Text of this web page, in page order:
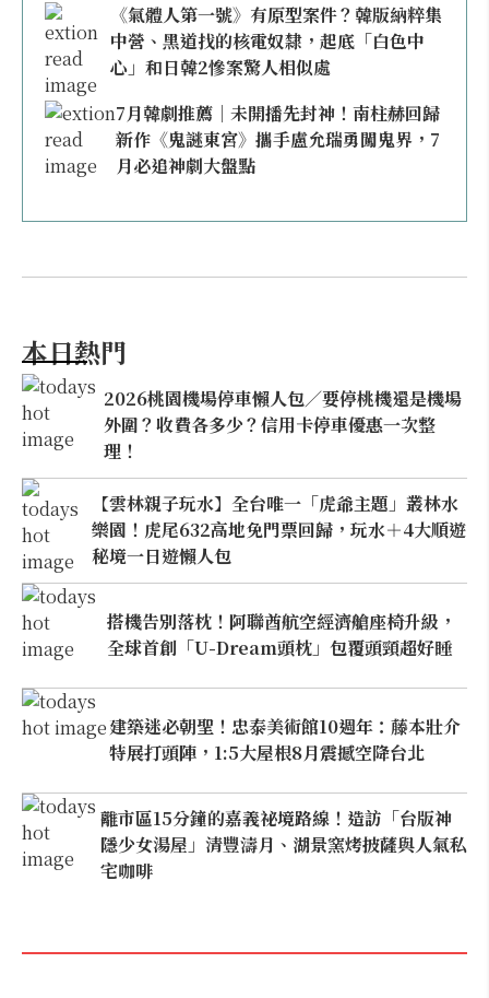
《氣體人第一號》有原型案件？韓版納粹集
中營、黑道找的核電奴隸，起底「白色中
心」和日韓2慘案驚人相似處
7月韓劇推薦｜未開播先封神！南柱赫回歸
新作《鬼謎東宮》攜手盧允瑞勇闖鬼界，7
月必追神劇大盤點
本日熱門
2026桃園機場停車懶人包／要停桃機還是機場
外圍？收費各多少？信用卡停車優惠一次整
理！
【雲林親子玩水】全台唯一「虎爺主題」叢林水
樂園！虎尾632高地免門票回歸，玩水＋4大順遊
秘境一日遊懶人包
搭機告別落枕！阿聯酋航空經濟艙座椅升級，
全球首創「U-Dream頭枕」包覆頭頸超好睡
建築迷必朝聖！忠泰美術館10週年：藤本壯介
特展打頭陣，1:5大屋根8月震撼空降台北
離市區15分鐘的嘉義祕境路線！造訪「台版神
隱少女湯屋」清豐濤月、湖景窯烤披薩與人氣私
宅咖啡